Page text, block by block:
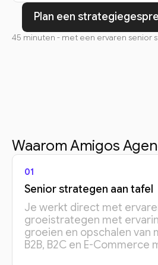
Plan een
45 minuten - met een ervaren senior
Waarom Amigos
01
Senior strategen aan tafel
Je werkt direct met
groeistrategen met
groeien en opschalen van
B2B, B2C en E-Commerce